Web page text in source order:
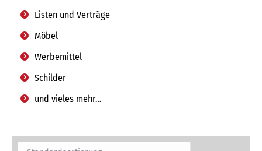
Listen und Verträge
Möbel
Werbemittel
Schilder
und vieles mehr…